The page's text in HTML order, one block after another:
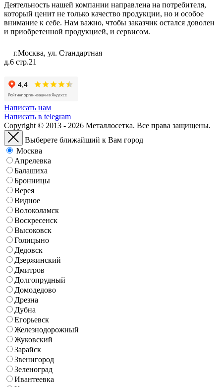
Деятельность нашей компании направлена на потребителя,
который ценит не только качество продукции, но и особое
внимание к себе. Нам важно, чтобы заказчик остался доволен
и приобретенной продукцией, и сервисом.
г.Москва, ул. Стандартная
д.6 стр.21
Написать нам
Написать в telegram
Copyright © 2013 - 2026 Металлосетка. Все права защищены.
Выберете ближайший к Вам город
Москва
Апрелевка
Балашиха
Бронницы
Верея
Видное
Волоколамск
Воскресенск
Высоковск
Голицыно
Дедовск
Дзержинский
Дмитров
Долгопрудный
Домодедово
Дрезна
Дубна
Егорьевск
Железнодорожный
Жуковский
Зарайск
Звенигород
Зеленоград
Ивантеевка